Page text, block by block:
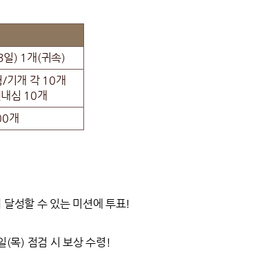
일) 1개(귀속)
/기개 각 10개
심 10개
개
성할 수 있는 미션에 투표!
(목) 점검 시 보상 수령!